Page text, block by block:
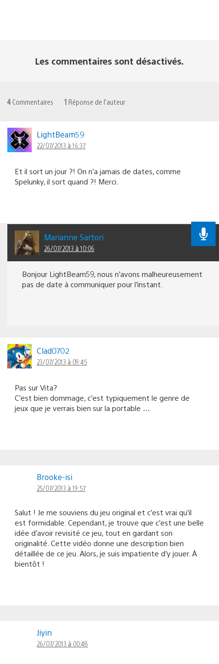
Les commentaires sont désactivés.
4 Commentaires 1 Réponse de l'auteur
LightBeam59
22/07/2013 à 16:37
Et il sort un jour ?! On n’a jamais de dates, comme
Spelunky, il sort quand ?! Merci.
Marianne Sartori
26/07/2013 à 10:06
Bonjour LightBeam59, nous n’avons malheureusement
pas de date à communiquer pour l’instant.
Clad0702
23/07/2013 à 09:45
Pas sur Vita?
C’est bien dommage, c’est typiquement le genre de
jeux que je verrais bien sur la portable …
Brooke-isi
25/07/2013 à 19:57
Salut ! Je me souviens du jeu original et c’est vrai qu’il
est formidable. Cependant, je trouve que c’est une belle
idée d’avoir revisité ce jeu, tout en gardant son
originalité. Cette vidéo donne une description bien
détaillée de ce jeu. Alors, je suis impatiente d’y jouer. À
bientôt !
Jiyin
26/07/2013 à 00:48